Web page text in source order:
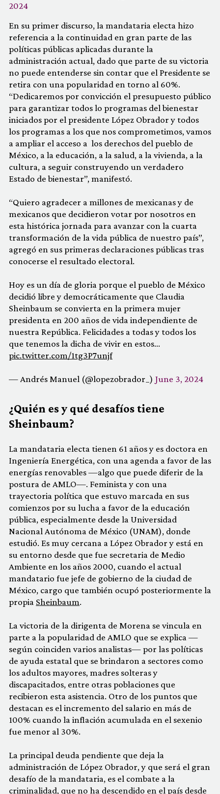
2024
En su primer discurso, la mandataria electa hizo
referencia a la continuidad en gran parte de las
políticas públicas aplicadas durante la
administración actual, dado que parte de su victoria
no puede entenderse sin contar que el Presidente se
retira con una popularidad en torno al 60%.
“Dedicaremos por convicción el presupuesto público
para garantizar todos lo programas del bienestar
iniciados por el presidente López Obrador y todos
los programas a los que nos comprometimos, vamos
a ampliar el acceso a los derechos del pueblo de
México, a la educación, a la salud, a la vivienda, a la
cultura, a seguir construyendo un verdadero
Estado de bienestar”, manifestó.
“Quiero agradecer a millones de mexicanas y de
mexicanos que decidieron votar por nosotros en
esta histórica jornada para avanzar con la cuarta
transformación de la vida pública de nuestro país”,
agregó en sus primeras declaraciones públicas tras
conocerse el resultado electoral.
Hoy es un día de gloria porque el pueblo de México
decidió libre y democráticamente que Claudia
Sheinbaum se convierta en la primera mujer
presidenta en 200 años de vida independiente de
nuestra República. Felicidades a todas y todos los
que tenemos la dicha de vivir en estos…
pic.twitter.com/1tg3P7unjf
— Andrés Manuel (@lopezobrador_) June 3, 2024
¿Quién es y qué desafíos tiene
Sheinbaum?
La mandataria electa tienen 61 años y es doctora en
Ingeniería Energética, con una agenda a favor de las
energías renovables —algo que puede diferir de la
postura de AMLO—. Feminista y con una
trayectoria política que estuvo marcada en sus
comienzos por su lucha a favor de la educación
pública, especialmente desde la Universidad
Nacional Autónoma de México (UNAM), donde
estudió. Es muy cercana a López Obrador y está en
su entorno desde que fue secretaria de Medio
Ambiente en los años 2000, cuando el actual
mandatario fue jefe de gobierno de la ciudad de
México, cargo que también ocupó posteriormente la
propia Sheinbaum.
La victoria de la dirigenta de Morena se vincula en
parte a la popularidad de AMLO que se explica —
según coinciden varios analistas— por las políticas
de ayuda estatal que se brindaron a sectores como
los adultos mayores, madres solteras y
discapacitados, entre otras poblaciones que
recibieron esta asistencia. Otro de los puntos que
destacan es el incremento del salario en más de
100% cuando la inflación acumulada en el sexenio
fue menor al 30%.
La principal deuda pendiente que deja la
administración de López Obrador, y que será el gran
desafío de la mandataria, es el combate a la
criminalidad, que no ha descendido en el país desde